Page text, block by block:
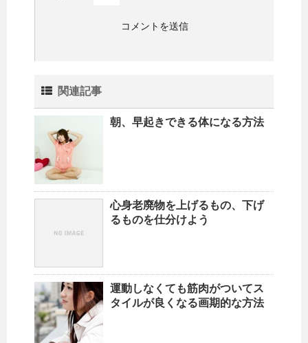
関連記事
朝、早起きできる体になる方法
心身老廃物を上げるもの、下げ
るものを仕分けよう
運動しなくても筋肉がついてス
タイルが良くなる画期的な方法